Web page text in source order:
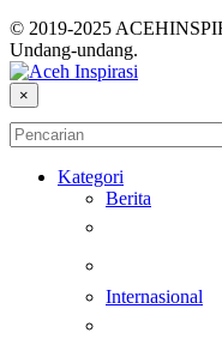
© 2019-2025
Undang-undang.
×
Kategori
Berita
Internasional